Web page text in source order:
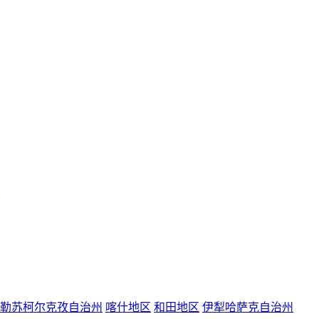
苏柯尔克孜自治州 喀什地区 和田地区 伊犁哈萨克自治州